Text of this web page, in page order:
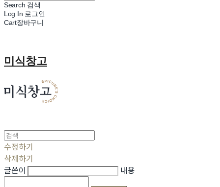
Search 검색
Log In 로그인
Cart장바구니
미식창고
수정하기
삭제하기
글쓴이
내용